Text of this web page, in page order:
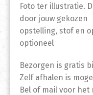
Foto ter illustratie.
door jouw gekozen
opstelling, stof en
optioneel
Bezorgen is gratis
Zelf afhalen is
Bel of mail voor